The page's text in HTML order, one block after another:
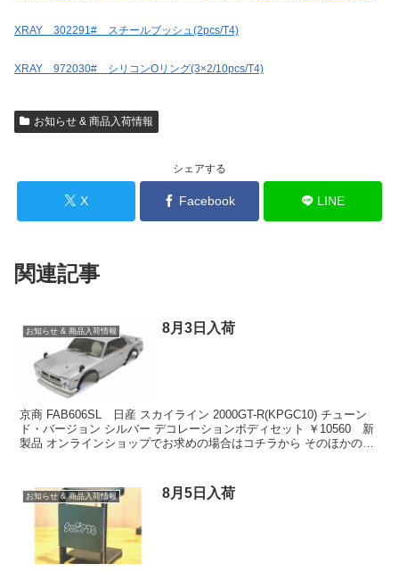
XRAY 302291# スチールブッシュ(2pcs/T4)
XRAY 972030# シリコンOリング(3×2/10pcs/T4)
お知らせ & 商品入荷情報
シェアする
X Facebook LINE
関連記事
お知らせ & 商品入荷情報 8月3日入荷
京商 FAB606SL 日産 スカイライン 2000GT-R(KPGC10) チューン
ド・バージョン シルバー デコレーションボディセット ￥10560 新
製品 オンラインショップでお求めの場合はコチラから そのほかの入
お知らせ & 商品入荷情報 8月5日入荷